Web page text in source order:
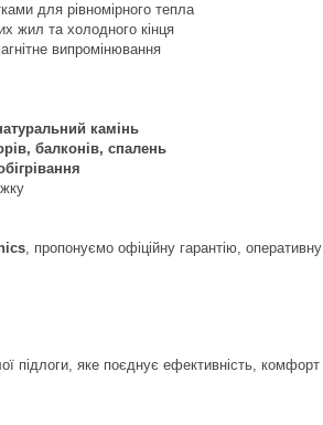
для рівномірного тепла
жил та холодного кінця
випромінювання
камінь
балконів, спалень
, пропонуємо офіційну гарантію,
підлоги, яке поєднує ефективність,